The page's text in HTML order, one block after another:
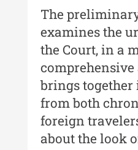
Buletinul
Tehnicii ”Ștefan
XV / Nr. 15 / 2021
Buletinul
Tehnicii ”Ștefan
XIV / Nr. 14 /
Buletinul
The
examines the
the Court, in a
comprehensive
brings
from both
foreign
about the look